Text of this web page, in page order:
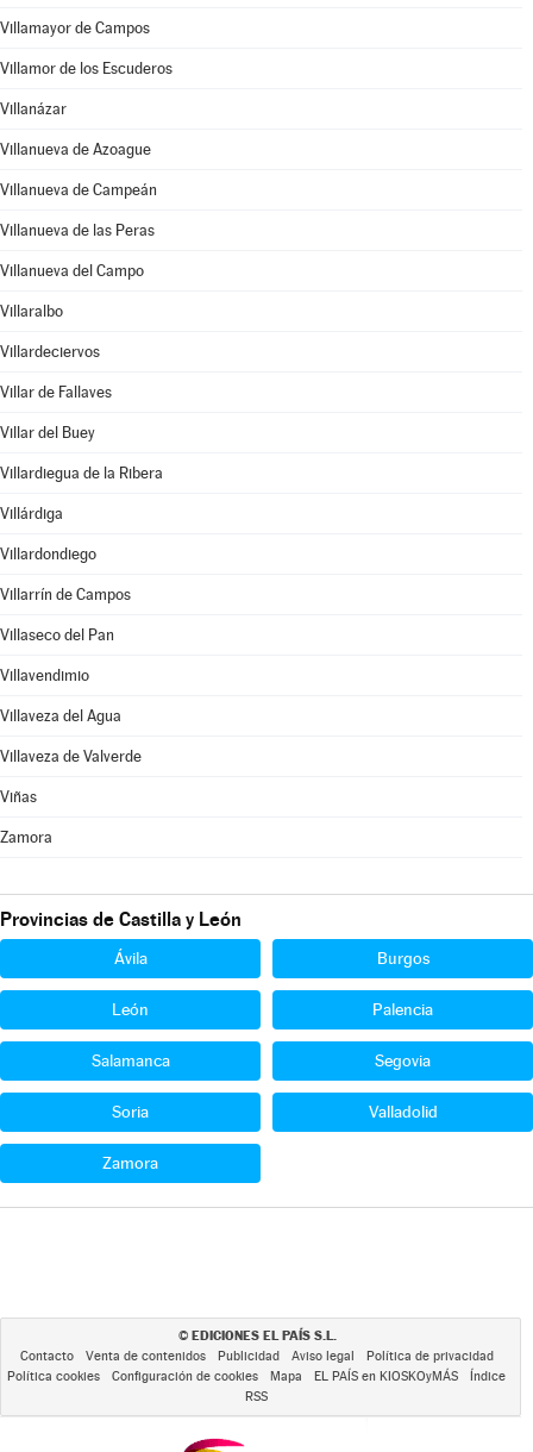
Villamayor de Campos
Villamor de los Escuderos
Villanázar
Villanueva de Azoague
Villanueva de Campeán
Villanueva de las Peras
Villanueva del Campo
Villaralbo
Villardeciervos
Villar de Fallaves
Villar del Buey
Villardiegua de la Ribera
Villárdiga
Villardondiego
Villarrín de Campos
Villaseco del Pan
Villavendimio
Villaveza del Agua
Villaveza de Valverde
Viñas
Zamora
Provincias de Castilla y León
Ávila Burgos
León Palencia
Salamanca Segovia
Soria Valladolid
Zamora
© EDICIONES EL PAÍS S.L.
Contacto Venta de contenidos Publicidad Aviso legal
Política de privacidad
Política cookies
Configuración de cookies Mapa EL PAÍS en KIOSKOyMÁS
Índice
RSS